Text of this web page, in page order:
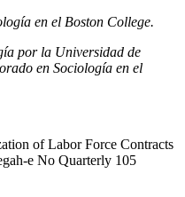
en el Boston College.
por la Universidad de
en Sociología en el
of Labor Force Contracts
e No Quarterly 105